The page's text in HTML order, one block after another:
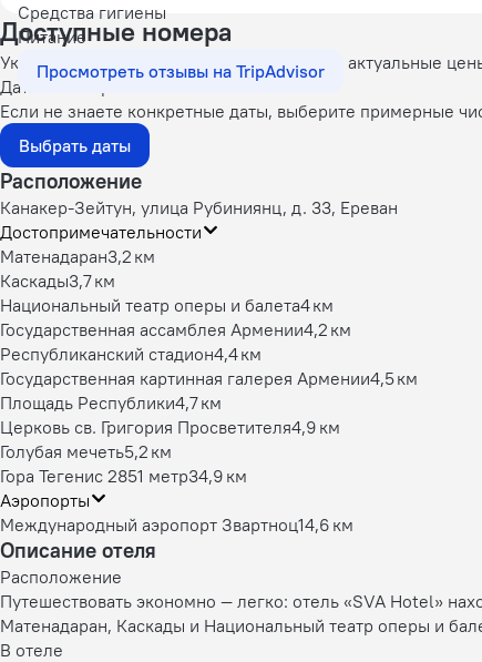
Средства гигиены
Питание
Просмотреть отзывы на TripAdvisor
Доступные номера
Укажите даты поездки, и мы покажем вам актуальные
Даты не выбраны
Если не знаете конкретные даты, выберите примерные
Выбрать даты
Расположение
Канакер-Зейтун, улица Рубиниянц, д. 33, Ереван
Достопримечательности
Матенадаран3,2 км
Каскады3,7 км
Национальный театр оперы и балета4 км
Государственная ассамблея Армении4,2 км
Республиканский стадион4,4 км
Государственная картинная галерея Армении4,5 км
Площадь Республики4,7 км
Церковь св. Григория Просветителя4,9 км
Голубая мечеть5,2 км
Гора Тегенис 2851 метр34,9 км
Аэропорты
Международный аэропорт Звартноц14,6 км
Описание отеля
Расположение
Путешествовать экономно — легко: отель «SVA Hotel»
Матенадаран, Каскады и Национальный театр оперы и
В отеле